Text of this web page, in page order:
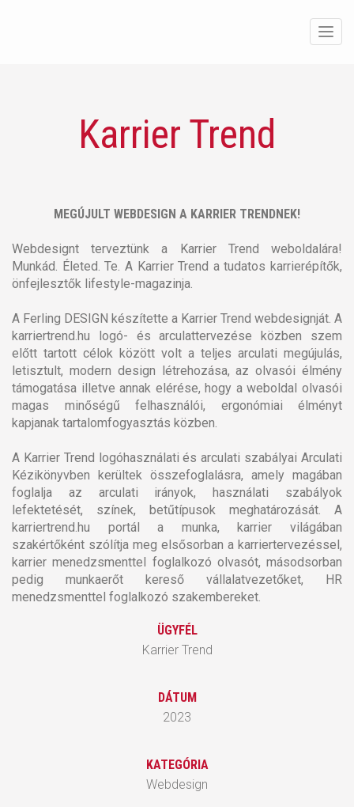
Karrier Trend
MEGÚJULT WEBDESIGN A KARRIER TRENDNEK!
Webdesignt terveztünk a Karrier Trend weboldalára!
Munkád. Életed. Te. A Karrier Trend a tudatos karrierépítők,
önfejlesztők lifestyle-magazinja.
A Ferling DESIGN készítette a Karrier Trend webdesignját. A
karriertrend.hu logó- és arculattervezése közben szem
előtt tartott célok között volt a teljes arculati megújulás,
letisztult, modern design létrehozása, az olvasói élmény
támogatása illetve annak elérése, hogy a weboldal olvasói
magas minőségű felhasználói, ergonómiai élményt
kapjanak tartalomfogyasztás közben.
A Karrier Trend logóhasználati és arculati szabályai Arculati
Kézikönyvben kerültek összefoglalásra, amely magában
foglalja az arculati irányok, használati szabályok
lefektetését, színek, betűtípusok meghatározását. A
karriertrend.hu portál a munka, karrier világában
szakértőként szólítja meg elsősorban a karriertervezéssel,
karrier menedzsmenttel foglalkozó olvasót, másodsorban
pedig munkaerőt kereső vállalatvezetőket, HR
menedzsmenttel foglalkozó szakembereket.
ÜGYFÉL
Karrier Trend
DÁTUM
2023
KATEGÓRIA
Webdesign